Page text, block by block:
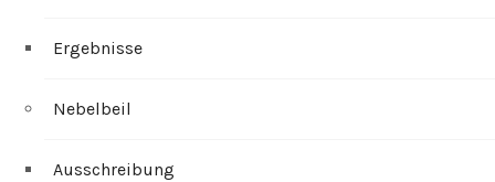
Ergebnisse
Nebelbeil
Ausschreibung